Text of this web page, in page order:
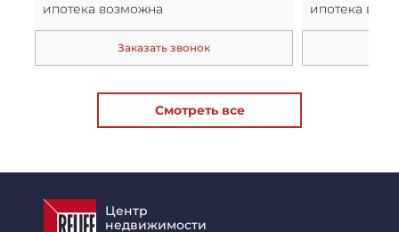
ипотека возможна
Заказать звонок
ипотека
Смотреть все
Центр
недвижимости